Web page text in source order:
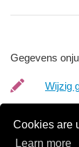
Cookies are
Learn more
Gegevens
Wijzig